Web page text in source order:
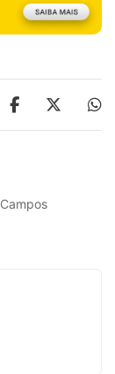
Campos